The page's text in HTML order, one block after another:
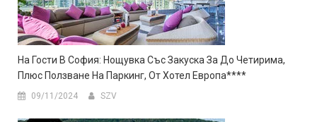
На Гости В София: Нощувка Със Закуска За До Четирима,
Плюс Ползване На Паркинг, От Хотел Европа****
09/11/2024 SZV